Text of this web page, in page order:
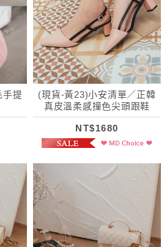
手提
(現貨-黃23)小安清單／正韓
真皮溫柔感撞色尖頭跟鞋
NT$1680